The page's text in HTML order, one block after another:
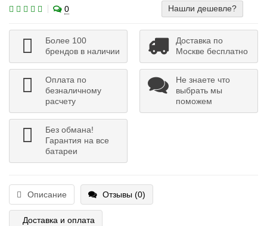
0 Нашли дешевле?
Более 100
брендов в наличии
Доставка по
Москве бесплатно
Оплата по
безналичному
расчету
Не знаете что
выбрать мы
поможем
Без обмана!
Гарантия на все
батареи
Описание Отзывы (0)
Доставка и оплата